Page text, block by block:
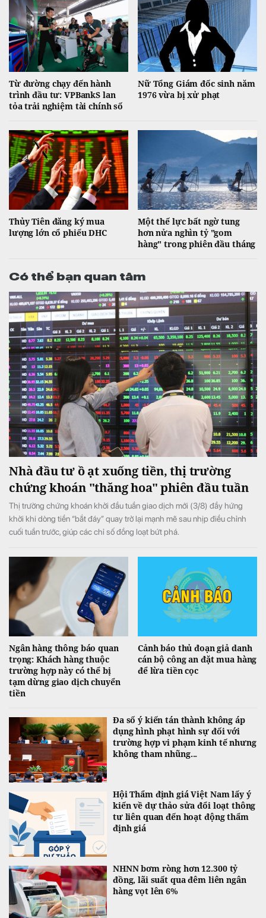
Từ đường chạy đến hành
trình đầu tư: VPBankS lan
tỏa trải nghiệm tài chính số
Nữ Tổng Giám đốc sinh năm
1976 vừa bị xử phạt
Thủy Tiên đăng ký mua
lượng lớn cổ phiếu DHC
Một thế lực bất ngờ tung
hơn nửa nghìn tỷ "gom
hàng" trong phiên đầu tháng
Có thể bạn quan tâm
Nhà đầu tư ồ ạt xuống tiền, thị trường
chứng khoán "thăng hoa" phiên đầu tuần
Thị trường chứng khoán khởi đầu tuần giao dịch mới (3/8) đầy hứng
khởi khi dòng tiền “bắt đáy” quay trở lại mạnh mẽ sau nhịp điều chỉnh
cuối tuần trước, giúp các chỉ số đồng loạt bứt phá.
Ngân hàng thông báo quan
trọng: Khách hàng thuộc
trường hợp này có thể bị
tạm dừng giao dịch chuyển
tiền
Cảnh báo thủ đoạn giả danh
cán bộ công an đặt mua hàng
để lừa tiền cọc
Đa số ý kiến tán thành không áp
dụng hình phạt hình sự đối với
trường hợp vi phạm kinh tế nhưng
không tham nhũng...
Hội Thẩm định giá Việt Nam lấy ý
kiến về dự thảo sửa đổi loạt thông
tư liên quan đến hoạt động thẩm
định giá
NHNN bơm ròng hơn 12.300 tỷ
đồng, lãi suất qua đêm liên ngân
hàng vọt lên 6%